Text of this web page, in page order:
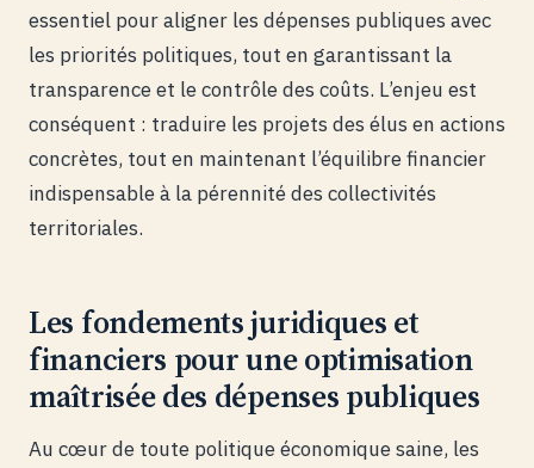
essentiel pour aligner les dépenses publiques avec
les priorités politiques, tout en garantissant la
transparence et le contrôle des coûts. L’enjeu est
conséquent : traduire les projets des élus en actions
concrètes, tout en maintenant l’équilibre financier
indispensable à la pérennité des collectivités
territoriales.
Les fondements juridiques et
financiers pour une optimisation
maîtrisée des dépenses publiques
Au cœur de toute politique économique saine, les